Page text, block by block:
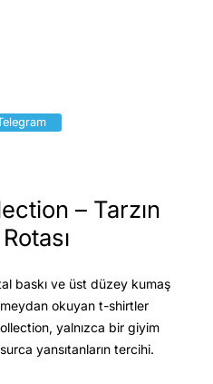
– Tarzın
baskı ve üst düzey kumaş
meydan okuyan t-shirtler
yalnızca bir giyim
yansıtanların tercihi.